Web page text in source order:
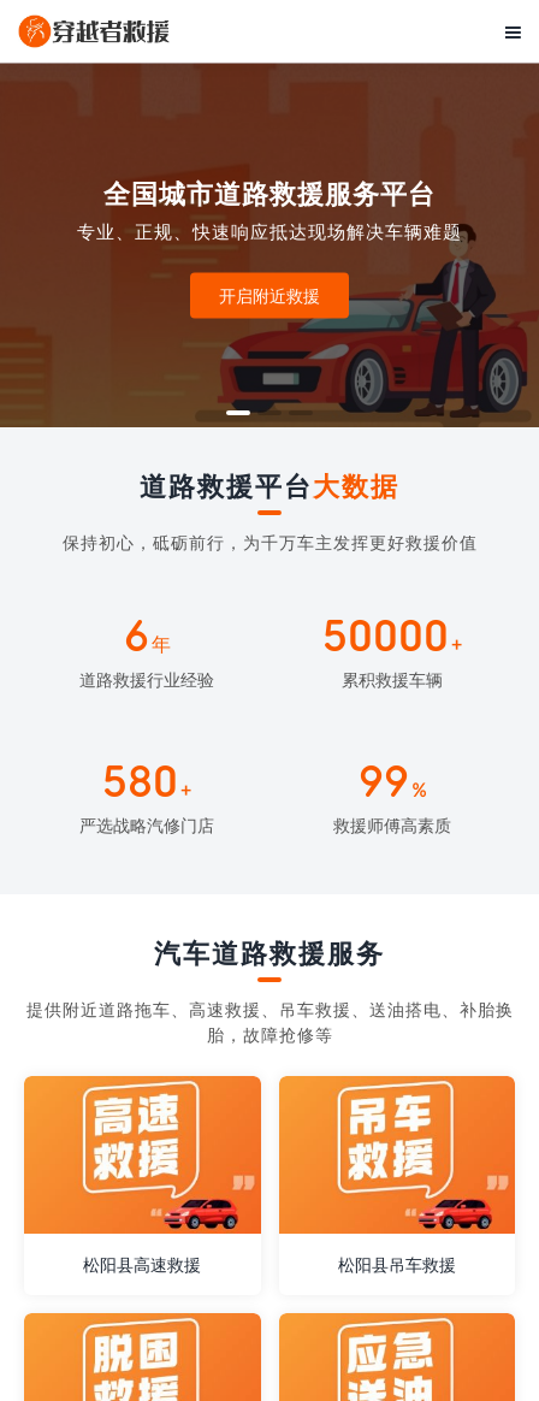

全国城市道路救援服务平台
专业、正规、快速响应抵达现场解决车辆难题
开启附近救援
道路救援平台大数据
保持初心，砥砺前行，为千万车主发挥更好救援价值
6年
道路救援行业经验
50000 +
累积救援车辆
580 +
严选战略汽修门店
99 %
救援师傅高素质
汽车道路救援服务
提供附近道路拖车、高速救援、吊车救援、送油搭电、补胎换
胎，故障抢修等
松阳县高速救援 松阳县吊车救援